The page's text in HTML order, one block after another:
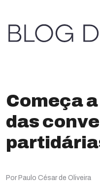
Começa
das
Por Paulo César de Oliveira